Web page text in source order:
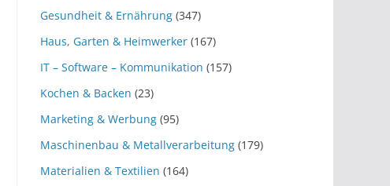
Gesundheit & Ernährung (347)
Haus, Garten & Heimwerker (167)
IT – Software – Kommunikation (157)
Kochen & Backen (23)
Marketing & Werbung (95)
Maschinenbau & Metallverarbeitung (179)
Materialien & Textilien (164)